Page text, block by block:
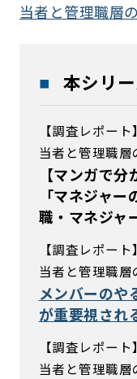
当者と管理職層
本シリ
【調査レポー
当者と管理職
【マンガで
「マネジャ
職・マネジャ
【調査レポー
当者と管理職
メンバーのや
が重要視され
【調査レポー
当者と管理職